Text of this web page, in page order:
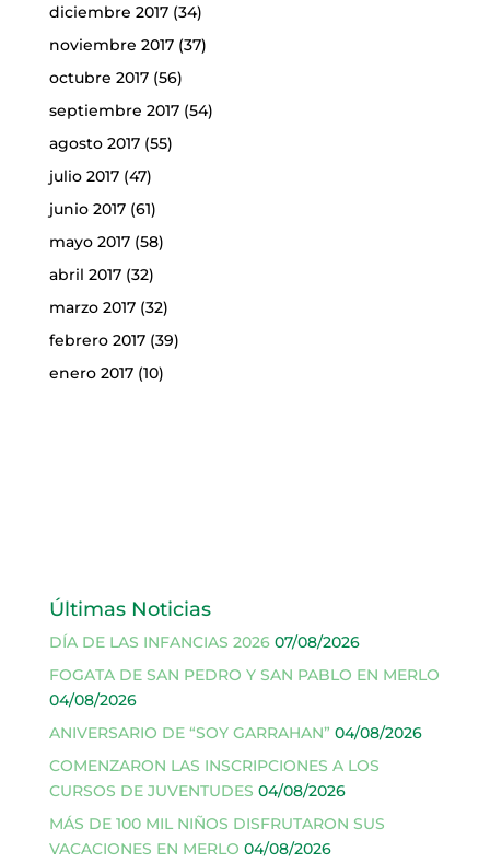
diciembre 2017(34)
noviembre 2017(37)
octubre 2017(56)
septiembre 2017(54)
agosto 2017(55)
julio 2017(47)
junio 2017(61)
mayo 2017(58)
abril 2017(32)
marzo 2017(32)
febrero 2017(39)
enero 2017(10)
Últimas Noticias
DÍA DE LAS INFANCIAS 2026 07/08/2026
FOGATA DE SAN PEDRO Y SAN PABLO EN MERLO
04/08/2026
ANIVERSARIO DE “SOY GARRAHAN” 04/08/2026
COMENZARON LAS INSCRIPCIONES A LOS
CURSOS DE JUVENTUDES 04/08/2026
MÁS DE 100 MIL NIÑOS DISFRUTARON SUS
VACACIONES EN MERLO 04/08/2026